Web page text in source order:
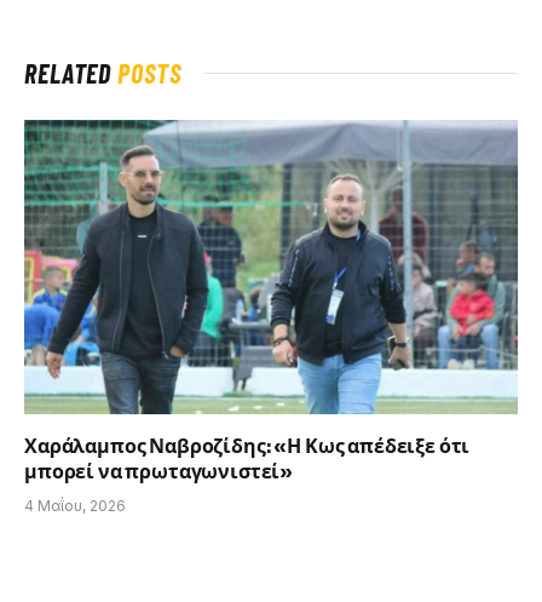
RELATEDPOSTS
Χαράλαμπος Ναβροζίδης: «Η Κως απέδειξε ότι
μπορεί να πρωταγωνιστεί»
4 Μαΐου, 2026